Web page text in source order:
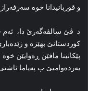
و قوربانیدانا خوه‌
د ڤێ سالڤه‌گه‌رێ دا، ئەم
کوردستانێ بهێزه‌ و
پێکانینا مافێن ڕه‌وایێن
به‌رده‌وامیێ ب په‌یاما